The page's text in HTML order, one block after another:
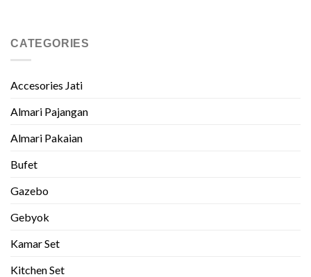
CATEGORIES
Accesories Jati
Almari Pajangan
Almari Pakaian
Bufet
Gazebo
Gebyok
Kamar Set
Kitchen Set